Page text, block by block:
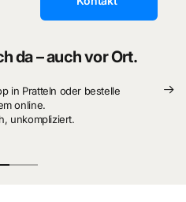
da – auch vor Ort.
in Pratteln oder bestelle
online.
unkompliziert.